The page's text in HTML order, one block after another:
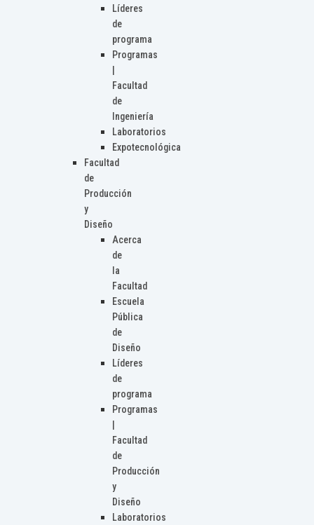
Líderes
de
programa
Programas
Facultad
de
Ingeniería
Laboratorios
Expotecnológica
Facultad
de
Producción
y
Diseño
Acerca
de
la
Facultad
Escuela
Pública
de
Diseño
Líderes
de
programa
Programas
Facultad
de
Producción
y
Diseño
Laboratorios